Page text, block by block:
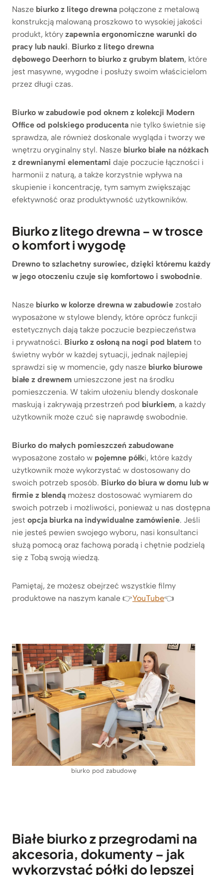
Nasze biurko z litego drewna połączone z metalową
konstrukcją malowaną proszkowo to wysokiej jakości
produkt, który zapewnia ergonomiczne warunki do
pracy lub nauki. Biurko z litego drewna
dębowego Deerhorn to biurko z grubym blatem, które
jest masywne, wygodne i posłuży swoim właścicielom
przez długi czas.
Biurko w zabudowie pod oknem z kolekcji Modern
Office od polskiego producenta nie tylko świetnie się
sprawdza, ale również doskonale wygląda i tworzy we
wnętrzu oryginalny styl. Nasze biurko białe na nóżkach
z drewnianymi elementami daje poczucie łączności i
harmonii z naturą, a także korzystnie wpływa na
skupienie i koncentrację, tym samym zwiększając
efektywność oraz produktywność użytkowników.
Biurko z litego drewna – w trosce
o komfort i wygodę
Drewno to szlachetny surowiec, dzięki któremu każdy
w jego otoczeniu czuje się komfortowo i swobodnie.
Nasze biurko w kolorze drewna w zabudowie zostało
wyposażone w stylowe blendy, które oprócz funkcji
estetycznych dają także poczucie bezpieczeństwa
i prywatności. Biurko z osłoną na nogi pod blatem to
świetny wybór w każdej sytuacji, jednak najlepiej
sprawdzi się w momencie, gdy nasze biurko biurowe
białe z drewnem umieszczone jest na środku
pomieszczenia. W takim ułożeniu blendy doskonale
maskują i zakrywają przestrzeń pod biurkiem, a każdy
użytkownik może czuć się naprawdę swobodnie.
Biurko do małych pomieszczeń zabudowane
wyposażone zostało w pojemne półki, które każdy
użytkownik może wykorzystać w dostosowany do
swoich potrzeb sposób. Biurko do biura w domu lub w
firmie z blendą możesz dostosować wymiarem do
swoich potrzeb i możliwości, ponieważ u nas dostępna
jest opcja biurka na indywidualne zamówienie. Jeśli
nie jesteś pewien swojego wyboru, nasi konsultanci
służą pomocą oraz fachową poradą i chętnie podzielą
się z Tobą swoją wiedzą.
Pamiętaj, że możesz obejrzeć wszystkie filmy
produktowe na naszym kanale 👉YouTube👈
biurko pod zabudowę
Białe biurko z przegrodami na
akcesoria, dokumenty – jak
wykorzystać półki do lepszej